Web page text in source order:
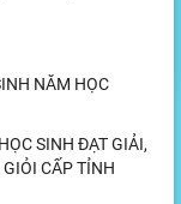
NĂM HỌC
SINH ĐẠT GIẢI,
CẤP TỈNH